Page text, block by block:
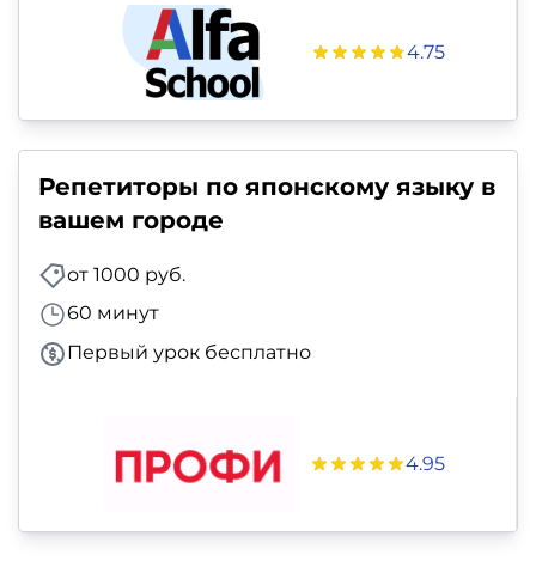
4.75
Репетиторы по японскому языку в
вашем городе
от 1000 руб.
60 минут
Первый урок бесплатно
4.95